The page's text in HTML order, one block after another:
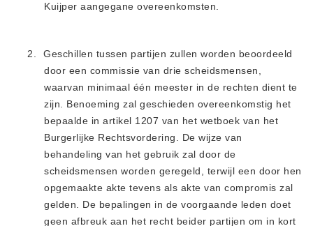
Kuijper aangegane overeenkomsten.
2.
Geschillen tussen partijen zullen worden beoordeeld
door een commissie van drie scheidsmensen,
waarvan minimaal één meester in de rechten dient te
zijn. Benoeming zal geschieden overeenkomstig het
bepaalde in artikel 1207 van het wetboek van het
Burgerlijke Rechtsvordering. De wijze van
behandeling van het gebruik zal door de
scheidsmensen worden geregeld, terwijl een door hen
opgemaakte akte tevens als akte van compromis zal
gelden. De bepalingen in de voorgaande leden doet
geen afbreuk aan het recht beider partijen om in kort